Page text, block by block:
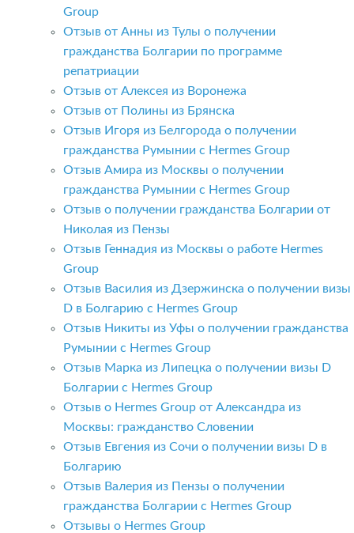
Group
Отзыв от Анны из Тулы о получении
гражданства Болгарии по программе
репатриации
Отзыв от Алексея из Воронежа
Отзыв от Полины из Брянска
Отзыв Игоря из Белгорода о получении
гражданства Румынии с Hermes Group
Отзыв Амира из Москвы о получении
гражданства Румынии с Hermes Group
Отзыв о получении гражданства Болгарии от
Николая из Пензы
Отзыв Геннадия из Москвы о работе Hermes
Group
Отзыв Василия из Дзержинска о получении визы
D в Болгарию с Hermes Group
Отзыв Никиты из Уфы о получении гражданства
Румынии с Hermes Group
Отзыв Марка из Липецка о получении визы D
Болгарии с Hermes Group
Отзыв о Hermes Group от Александра из
Москвы: гражданство Словении
Отзыв Евгения из Сочи о получении визы D в
Болгарию
Отзыв Валерия из Пензы о получении
гражданства Болгарии с Hermes Group
Отзывы о Hermes Group